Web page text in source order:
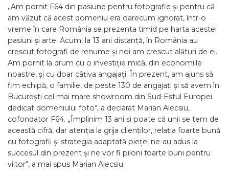
„Am pornit F64 din pasiune pentru fotografie și pentru că
am văzut că acest domeniu era oarecum ignorat, într-o
vreme în care România se prezenta timid pe harta acestei
pasiuni și arte. Acum, la 13 ani distanță, în România au
crescut fotografi de renume și noi am crescut alături de ei.
Am pornit la drum cu o investiție mică, din economiile
noastre, și cu doar câțiva angajați. În prezent, am ajuns să
fim echipă, o familie, de peste 130 de angajați și să avem în
București cel mai mare showroom din Sud-Estul Europei
dedicat domeniului foto“, a declarat Marian Alecsiu,
cofondator F64. „Împlinim 13 ani și poate că unii se tem de
această cifră, dar atenția la grija clienților, relația foarte bună
cu fotografii și strategia adaptată pieței ne-au adus la
succesul din prezent și ne vor fi piloni foarte buni pentru
viitor“, a mai spus Marian Alecsiu.